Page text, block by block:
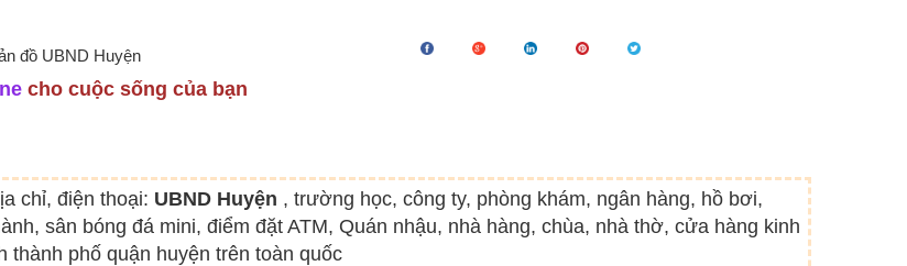
đồ UBND Huyện
cho cuộc sống của bạn
chỉ, điện thoại: UBND Huyện , trường học, công ty, phòng khám, ngân hàng, hồ bơi,
sân bóng đá mini, điểm đặt ATM, Quán nhậu, nhà hàng, chùa, nhà thờ, cửa hàng kinh
thành phố quận huyện trên toàn quốc